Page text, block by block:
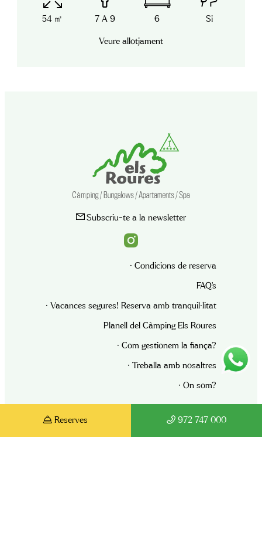
Reserves 972 747 000
54 ㎡ 7 A 9 6 Si
Veure allotjament
Subscriu-te a la newsletter
· Condicions de reserva
FAQ’s
· Vacances segures! Reserva amb tranquil·litat
Planell del Càmping Els Roures
· Com gestionem la fiança?
· Treballa amb nosaltres
· On som?